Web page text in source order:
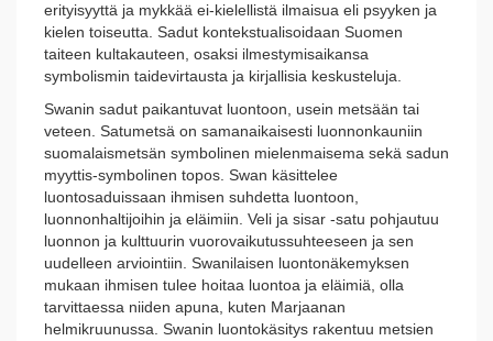
erityisyyttä ja mykkää ei-kielellistä ilmaisua eli psyyken ja
kielen toiseutta. Sadut kontekstualisoidaan Suomen
taiteen kultakauteen, osaksi ilmestymisaikansa
symbolismin taidevirtausta ja kirjallisia keskusteluja.
Swanin sadut paikantuvat luontoon, usein metsään tai
veteen. Satumetsä on samanaikaisesti luonnonkauniin
suomalaismetsän symbolinen mielenmaisema sekä sadun
myyttis-symbolinen topos. Swan käsittelee
luontosaduissaan ihmisen suhdetta luontoon,
luonnonhaltijoihin ja eläimiin. Veli ja sisar -satu pohjautuu
luonnon ja kulttuurin vuorovaikutussuhteeseen ja sen
uudelleen arviointiin. Swanilaisen luontonäkemyksen
mukaan ihmisen tulee hoitaa luontoa ja eläimiä, olla
tarvittaessa niiden apuna, kuten Marjaanan
helmikruunussa. Swanin luontokäsitys rakentuu metsien